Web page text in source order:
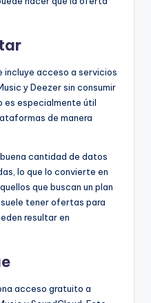
incluye acceso a servicios
y Deezer sin consumir
es especialmente útil
de manera
cantidad de datos
lo que lo convierte en
que buscan un plan
tener ofertas para
resultar en
acceso gratuito a